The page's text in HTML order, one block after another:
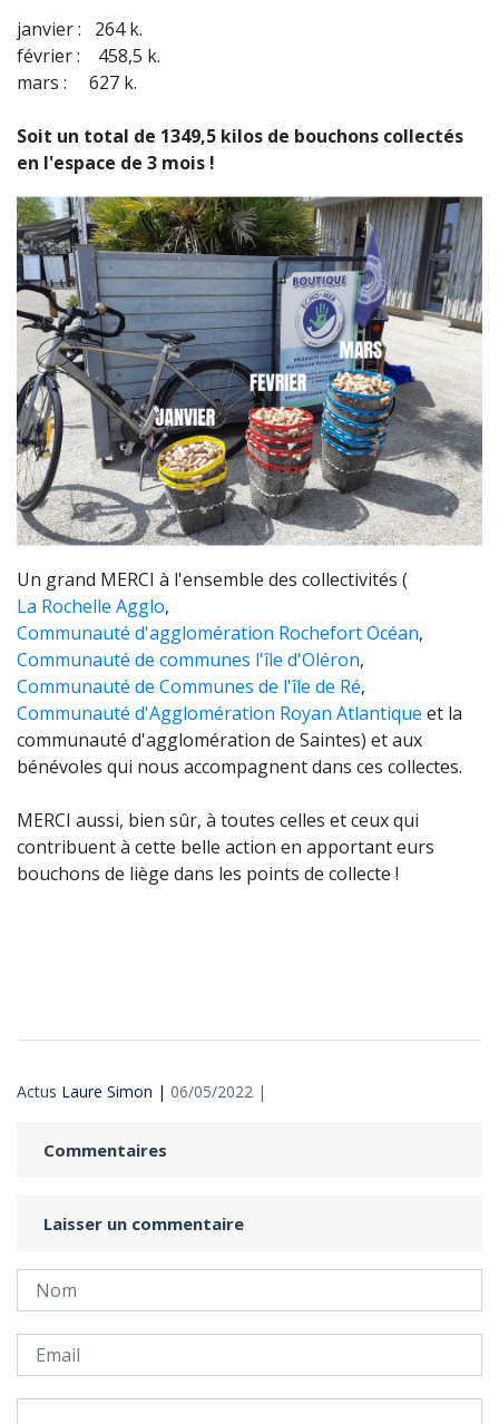
janvier : 264 k.
février : 458,5 k.
mars : 627 k.
Soit un total de 1349,5 kilos de bouchons collectés
en l'espace de 3 mois !
Un grand MERCI à l'ensemble des collectivités (
La Rochelle Agglo,
Communauté d'agglomération Rochefort Océan,
Communauté de communes l'île d'Oléron,
Communauté de Communes de l'île de Ré,
Communauté d'Agglomération Royan Atlantique et la
communauté d'agglomération de Saintes) et aux
bénévoles qui nous accompagnent dans ces collectes.
MERCI aussi, bien sûr, à toutes celles et ceux qui
contribuent à cette belle action en apportant eurs
bouchons de liège dans les points de collecte !
Actus Laure Simon | 06/05/2022 |
Commentaires
Laisser un commentaire